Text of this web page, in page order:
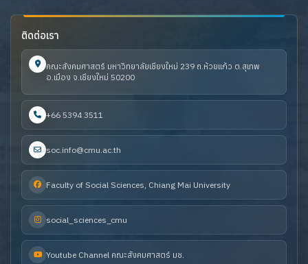
ติดต่อเรา
คณะสังคมศาสตร์ มหาวิทยาลัยเชียงใหม่ 239 ถ.ห้วยแก้ว ต.สุเทพ
อ.เมือง จ.เชียงใหม่ 50200
+66 5394 3511
soc.info@cmu.ac.th
Faculty of Social Sciences, Chiang Mai University
social_sciences_cmu
Youtube Channel คณะสังคมศาสตร์ มช.